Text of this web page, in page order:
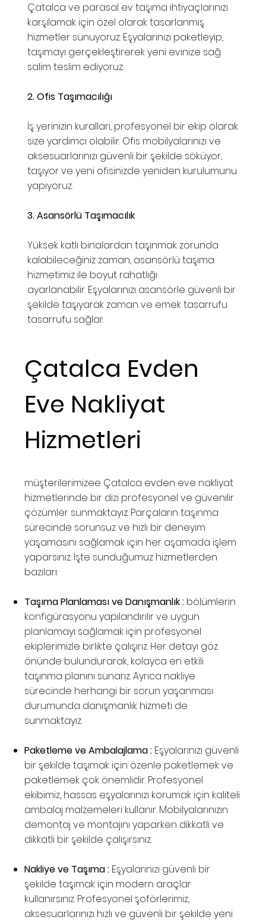
Çatalca ve parasal ev taşıma ihtiyaçlarınızı
karşılamak için özel olarak tasarlanmış
hizmetler sunuyoruz. Eşyalarınızı paketleyip,
taşımayı gerçekleştirerek yeni evinize sağ
salim teslim ediyoruz.
2. Ofis Taşımacılığı
İş yerinizin kuralları, profesyonel bir ekip olarak
size yardımcı olabilir. Ofis mobilyalarınızı ve
aksesuarlarınızı güvenli bir şekilde söküyor,
taşıyor ve yeni ofisinizde yeniden kurulumunu
yapıyoruz.
3. Asansörlü Taşımacılık
Yüksek katlı binalardan taşınmak zorunda
kalabileceğiniz zaman, asansörlü taşıma
hizmetimiz ile boyut rahatlığı
ayarlanabilir. Eşyalarınızı asansörle güvenli bir
şekilde taşıyarak zaman ve emek tasarrufu
tasarrufu sağlar.
Çatalca Evden
Eve Nakliyat
Hizmetleri
müşterilerimizee Çatalca evden eve nakliyat
hizmetlerinde bir dizi profesyonel ve güvenilir
çözümler sunmaktayız. Parçaların taşınma
sürecinde sorunsuz ve hızlı bir deneyim
yaşamasını sağlamak için her aşamada işlem
yaparsınız. İşte sunduğumuz hizmetlerden
bazıları:
Taşıma Planlaması ve Danışmanlık : bölümlerin
konfigürasyonu yapılandırılır ve uygun
planlamayı sağlamak için profesyonel
ekiplerimizle birlikte çalışırız. Her detayı göz
önünde bulundurarak, kolayca en etkili
taşınma planını sunarız. Ayrıca nakliye
sürecinde herhangi bir sorun yaşanması
durumunda danışmanlık hizmeti de
sunmaktayız.
Paketleme ve Ambalajlama : Eşyalarınızı güvenli
bir şekilde taşımak için özenle paketlemek ve
paketlemek çok önemlidir. Profesyonel
ekibimiz, hassas eşyalarınızı korumak için kaliteli
ambalaj malzemeleri kullanır. Mobilyalarınızın
demontaj ve montajını yaparken dikkatli ve
dikkatli bir şekilde çalışırsınız.
Nakliye ve Taşıma : Eşyalarınızı güvenli bir
şekilde taşımak için modern araçlar
kullanırsınız. Profesyonel şoförlerimiz,
aksesuarlarınızı hızlı ve güvenli bir şekilde yeni